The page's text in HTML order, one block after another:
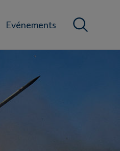
Evénements